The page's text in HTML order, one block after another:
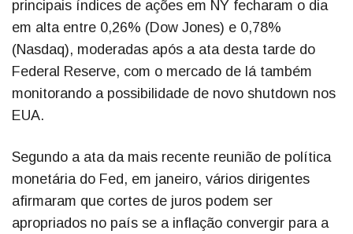
principais índices de ações em NY fecharam o dia
em alta entre 0,26% (Dow Jones) e 0,78%
(Nasdaq), moderadas após a ata desta tarde do
Federal Reserve, com o mercado de lá também
monitorando a possibilidade de novo shutdown nos
EUA.
Segundo a ata da mais recente reunião de política
monetária do Fed, em janeiro, vários dirigentes
afirmaram que cortes de juros podem ser
apropriados no país se a inflação convergir para a